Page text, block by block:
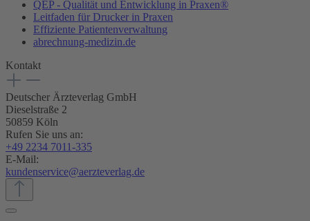
QEP - Qualität und Entwicklung in Praxen®
Leitfaden für Drucker in Praxen
Effiziente Patientenverwaltung
abrechnung-medizin.de
Kontakt
Deutscher Ärzteverlag GmbH
Dieselstraße 2
50859 Köln
Rufen Sie uns an:
+49 2234 7011-335
E-Mail:
kundenservice@aerzteverlag.de